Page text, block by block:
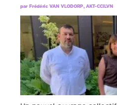
par Frédéric VAN VLODORP, AKT-CCILVN